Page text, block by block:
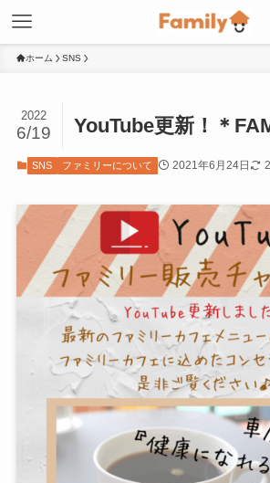
ホーム SNS
YouTube更新！＊
2022
6/19
SNS ファミリーについて 2021年6月24日